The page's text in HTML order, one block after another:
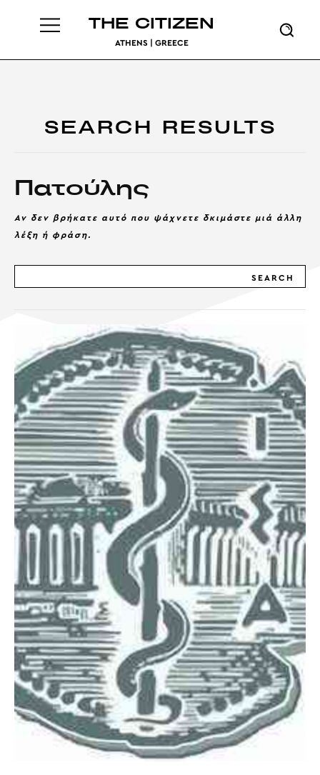
THE CITIZEN
ATHENS | GREECE
SEARCH RESULTS
Πατούλης
Αν δεν βρήκατε αυτό που ψάχνετε δκιμάστε μιά άλλη
λέξη ή φράση.
SEARCH